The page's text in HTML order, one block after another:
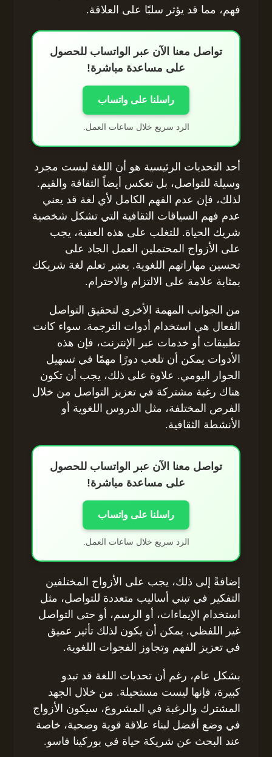
فهم، مما قد يؤثر سلبًا على العلاقة.
تواصل معنا الآن عبر الواتساب للحصول
على مساعدة مباشرة!
راسلنا على واتساب
الرد سريع خلال ساعات العمل.
أحد التحديات الرئيسية هو أن اللغة ليست مجرد
وسيلة للتواصل، بل تعكس أيضاً الثقافة والقيم.
لذلك، فإن عدم الفهم الكامل لأي لغة قد يعني
عدم فهم السياقات الثقافية التي تشكل شخصية
شريك الحياة. للتغلب على هذه العقبة، يجب
على الأزواج المحتملين العمل الجاد على
تحسين مهاراتهم اللغوية. يعتبر تعلم لغة شريكك
بمثابة علامة على الالتزام والاحترام.
من الجوانب المهمة الأخرى لتحقيق التواصل
الفعال هي استخدام أدوات الترجمة. سواء كانت
تطبيقات أو خدمات عبر الإنترنت، فإن هذه
الأدوات يمكن أن تلعب دورًا مهمًا في تسهيل
الحوار اليومي. علاوة على ذلك، يجب أن تكون
هناك رغبة مشتركة في تعزيز التواصل من خلال
الفرص المختلفة، مثل الدروس اللغوية أو
الأنشطة الثقافية.
تواصل معنا الآن عبر الواتساب للحصول
على مساعدة مباشرة!
راسلنا على واتساب
الرد سريع خلال ساعات العمل.
إضافةً إلى ذلك، يجب على الأزواج المختلفين
التفكير في تبني أساليب متعددة للتواصل، مثل
استخدام الإيماءات، أو الرسم، أو حتى التواصل
غير اللفظي. يمكن أن يكون لذلك تأثير عميق
في تعزيز الفهم وتجاوز الفجوات اللغوية.
بشكل عام، رغم أن تحديات اللغة قد تبدو
كبيرة، فإنها ليست مستحيلة. من خلال الجهد
المشترك والرغبة في المشروع، سيكون الأزواج
في وضع أفضل لبناء علاقة قوية وصحية، خاصة
عند البحث عن شريكة حياة في بوركينا فاسو.